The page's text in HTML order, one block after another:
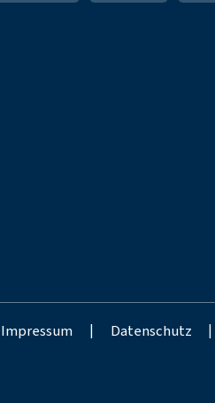
Impressum | Datenschutz |